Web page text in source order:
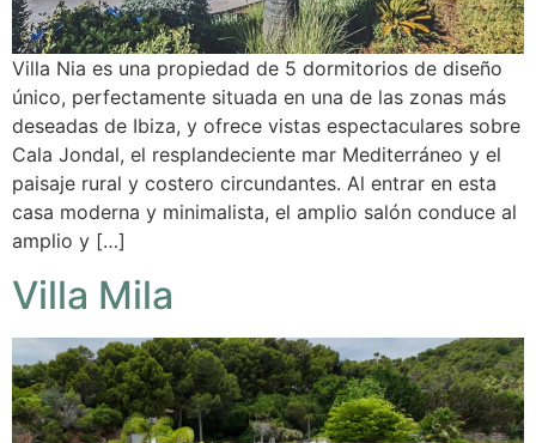
Villa Nia es una propiedad de 5 dormitorios de diseño
único, perfectamente situada en una de las zonas más
deseadas de Ibiza, y ofrece vistas espectaculares sobre
Cala Jondal, el resplandeciente mar Mediterráneo y el
paisaje rural y costero circundantes. Al entrar en esta
casa moderna y minimalista, el amplio salón conduce al
amplio y […]
Villa Mila